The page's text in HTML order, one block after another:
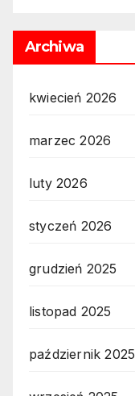
Archiwa
kwiecień 2026
marzec 2026
luty 2026
styczeń 2026
grudzień 2025
listopad 2025
październik 2025